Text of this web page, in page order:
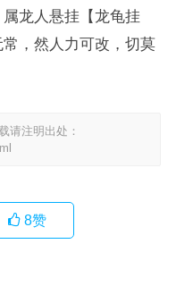
龙人悬挂【龙龟挂
，然人力可改，切莫
请注明出处：
8赞